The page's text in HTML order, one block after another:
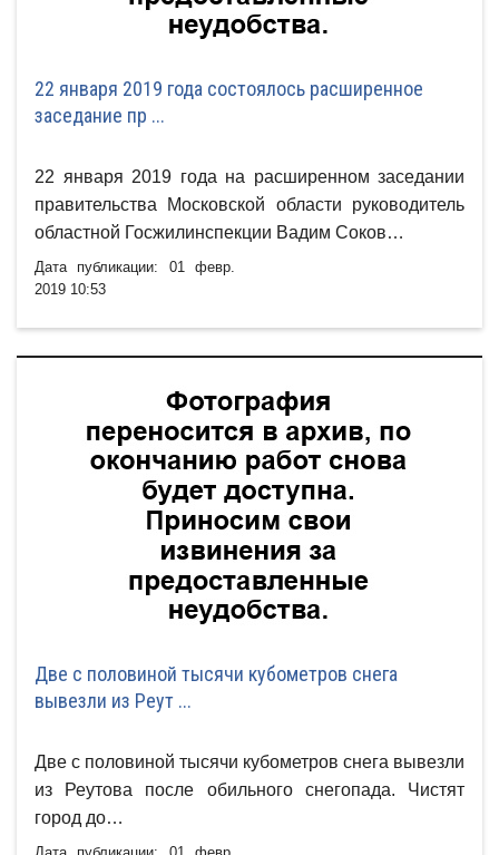
22 января 2019 года состоялось расширенное
заседание пр ...
22 января 2019 года на расширенном заседании
правительства Московской области руководитель
областной Госжилинспекции Вадим Соков…
Дата публикации: 01 февр.
2019 10:53
Две с половиной тысячи кубометров снега
вывезли из Реут ...
Две с половиной тысячи кубометров снега вывезли
из Реутова после обильного снегопада. Чистят
город до…